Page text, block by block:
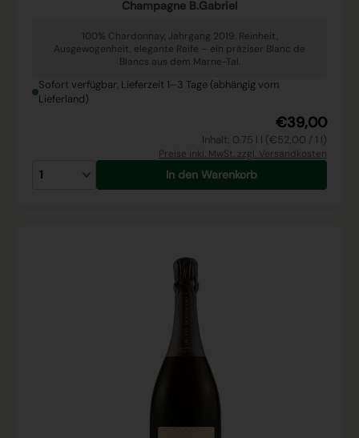
Champagne B.Gabriel
100% Chardonnay, Jahrgang 2019. Reinheit,
Ausgewogenheit, elegante Reife – ein präziser Blanc de
Blancs aus dem Marne-Tal.
Sofort verfügbar, Lieferzeit 1–3 Tage (abhängig vom
Lieferland)
€39,00
Inhalt: 0.75 l l (€52,00 / 1 l)
Preise inkl. MwSt. zzgl. Versandkosten
In den Warenkorb